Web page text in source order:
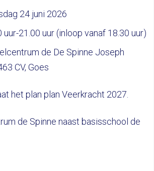
24 juni 2026
21.00 uur (inloop vanaf 18.30 uur)
de De Spinne Joseph
CV, Goes
het plan plan Veerkracht 2027.
de Spinne naast basisschool de